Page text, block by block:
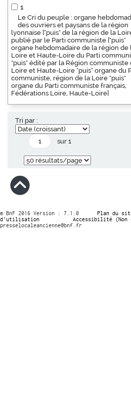
1
Le Cri du peuple : organe
des ouvriers et paysans de la région
lyonnaise ["puis" de la région de la
publié par le Parti communiste ["puis"
organe hebdomadaire de la région de
Loire et Haute-Loire du Parti
"puis" édité par la Région communiste
Loire et Haute-Loire "puis" organe du
communiste, région de la Loire "puis"
organe du Parti communiste français,
Fédérations Loire, Haute-Loire]
Tri par :
sur 1
© BnF 2016 Version : 7.1.0 Plan du
d’utilisation
Accessibilité (Non
presselocaleancienne@bnf.fr